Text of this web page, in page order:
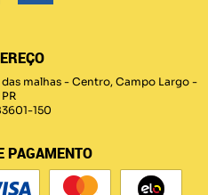
malhas - Centro, Campo Largo -
PR
150
PAGAMENTO